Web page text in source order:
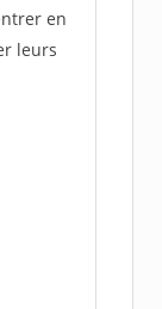
en
leurs